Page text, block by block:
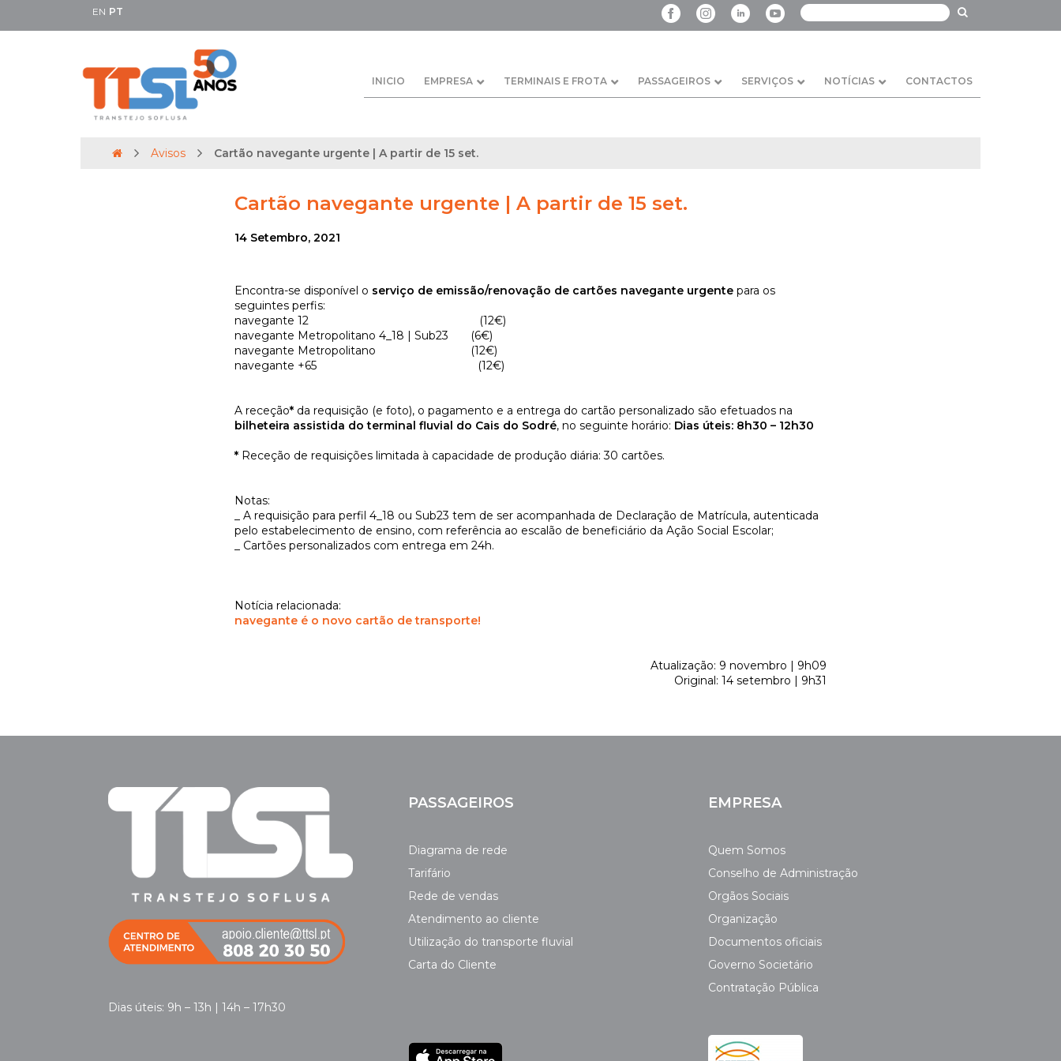
EN PT
INICIO EMPRESA TERMINAIS E FROTA PASSAGEIROS SERVIÇOS NOTÍCIAS CONTACTOS
Avisos Cartão navegante urgente | A partir de 15 set.
Cartão navegante urgente | A partir de 15 set.
14 Setembro, 2021
Encontra-se disponível o serviço de emissão/renovação de cartões navegante urgente para os
seguintes perfis:
navegante 12 (12€)
navegante Metropolitano 4_18 | Sub23 (6€)
navegante Metropolitano (12€)
navegante +65 (12€)
A receção* da requisição (e foto), o pagamento e a entrega do cartão personalizado são efetuados na
bilheteira assistida do terminal fluvial do Cais do Sodré, no seguinte horário: Dias úteis: 8h30 – 12h30
* Receção de requisições limitada à capacidade de produção diária: 30 cartões.
Notas:
_ A requisição para perfil 4_18 ou Sub23 tem de ser acompanhada de Declaração de Matrícula, autenticada
pelo estabelecimento de ensino, com referência ao escalão de beneficiário da Ação Social Escolar;
_ Cartões personalizados com entrega em 24h.
Notícia relacionada:
navegante é o novo cartão de transporte!
Atualização: 9 novembro | 9h09
Original: 14 setembro | 9h31
Dias úteis: 9h – 13h | 14h – 17h30
PASSAGEIROS
Diagrama de rede
Tarifário
Rede de vendas
Atendimento ao cliente
Utilização do transporte fluvial
Carta do Cliente
EMPRESA
Quem Somos
Conselho de Administração
Orgãos Sociais
Organização
Documentos oficiais
Governo Societário
Contratação Pública